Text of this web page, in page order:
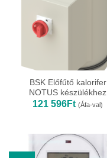
BSK Előfűtő kalorifer
NOTUS készülékhez
121 596Ft (Áfa-val)